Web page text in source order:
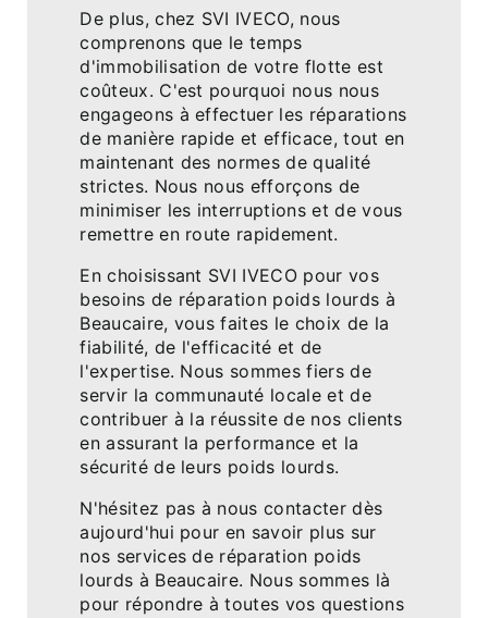
De plus, chez SVI IVECO, nous
comprenons que le temps
d'immobilisation de votre flotte est
coûteux. C'est pourquoi nous nous
engageons à effectuer les réparations
de manière rapide et efficace, tout en
maintenant des normes de qualité
strictes. Nous nous efforçons de
minimiser les interruptions et de vous
remettre en route rapidement.
En choisissant SVI IVECO pour vos
besoins de réparation poids lourds à
Beaucaire, vous faites le choix de la
fiabilité, de l'efficacité et de
l'expertise. Nous sommes fiers de
servir la communauté locale et de
contribuer à la réussite de nos clients
en assurant la performance et la
sécurité de leurs poids lourds.
N'hésitez pas à nous contacter dès
aujourd'hui pour en savoir plus sur
nos services de réparation poids
lourds à Beaucaire. Nous sommes là
pour répondre à toutes vos questions